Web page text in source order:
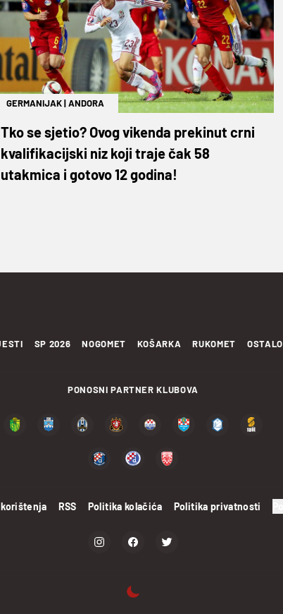
GERMANIJAK|ANDORA
Tko se sjetio? Ovog vikenda prekinut crni
kvalifikacijski niz koji traje čak 58
utakmica i gotovo 12 godina!
SP 2026 NOGOMET KOŠARKA RUKOMET OSTALO
PONOSNI PARTNER KLUBOVA
RSS Politika kolačića Politika privatnosti